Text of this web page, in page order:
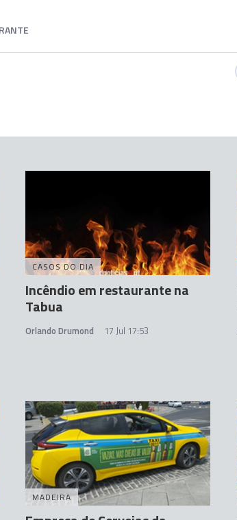
CASOS DO DIA
Incêndio em restaurante na
Tabua
Orlando Drumond 17 Jul 17:53
MADEIRA